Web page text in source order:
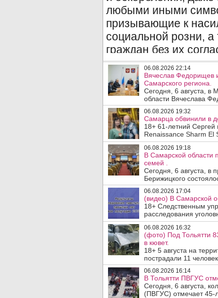
06.08.2026 22:14
Вячеслав Федорищев
Самарского региона.
Сегодня, 6 августа, в
области Вячеслава
06.08.2026 19:32
Самарца обвинили в
18+ 61-летний
Renaissance Sharm El
06.08.2026 19:18
В Самарской области
семей .
Сегодня, 6 августа, в
Берижицкого
06.08.2026 17:04
(видео) В Самарской
18+ Следственным
расследования
06.08.2026 16:32
(фото) Под Тольятти
в кювет.
18+ 5 августа на
пострадали 11
06.08.2026 16:14
В Тольятти ПВГУС
Сегодня, 6 августа,
(ПВГУС) отмечает 45-